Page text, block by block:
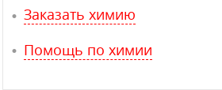
Заказать химию
Помощь по химии